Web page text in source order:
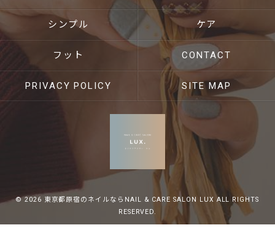
シンプル ケア
フット CONTACT
PRIVACY POLICY SITE MAP
© 2026 東京都原宿のネイルならNAIL & CARE SALON LUX ALL RIGHTS
RESERVED.